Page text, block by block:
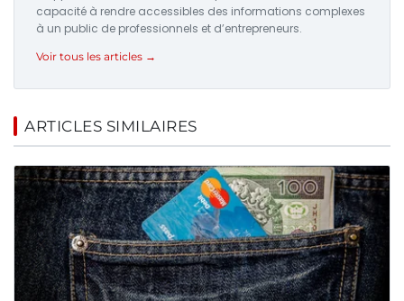
capacité à rendre accessibles des informations complexes
à un public de professionnels et d’entrepreneurs.
Voir tous les articles →
ARTICLES SIMILAIRES